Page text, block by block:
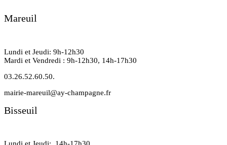
Mareuil
Lundi et Jeudi: 9h-12h30
Mardi et Vendredi : 9h-12h30, 14h-17h30
03.26.52.60.50.
mairie-mareuil@ay-champagne.fr
Bisseuil